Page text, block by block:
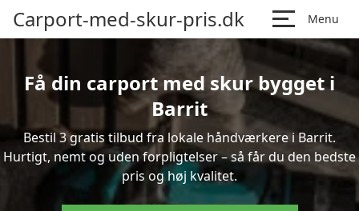
Carport-med-skur-pris.dk Menu
Få din carport med skur bygget i
Barrit
Bestil 3 gratis tilbud fra lokale håndværkere i Barrit.
Hurtigt, nemt og uden forpligtelser – så får du den bedste
pris og høj kvalitet.